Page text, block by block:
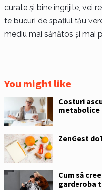
curate și bine îngrijite, vei
te bucuri de spațiul tău
mediu mai sănătos și mai
You might like
Costuri
metabolice
ZenGest
Cum să
garderoba